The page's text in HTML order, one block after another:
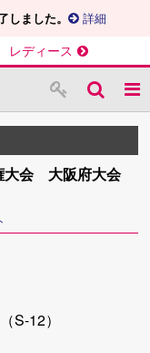
ました。 詳細
レディース
大会 大阪府大会
S-12）